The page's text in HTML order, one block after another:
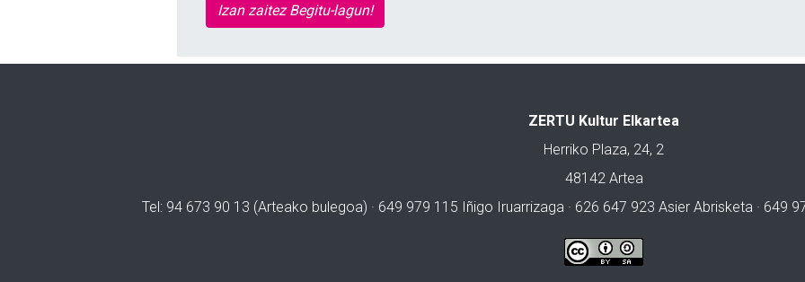
Izan zaitez Begitu-lagun!
ZERTU Kultur Elkartea
Herriko Plaza, 24, 2
48142 Artea
Tel: 94 673 90 13 (Arteako bulegoa) · 649 979 115 Iñigo Iruarrizaga · 626 647 923 Asier Abrisketa · 649